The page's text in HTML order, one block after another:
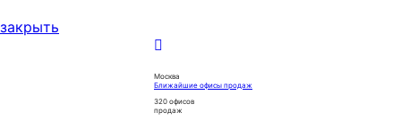
закрыть
Москва
Ближайшие офисы продаж
320 офисов
продаж